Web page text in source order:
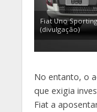
Fiat Uno Sporting
(divulgação)
No entanto, o
que exigia
Fiat a